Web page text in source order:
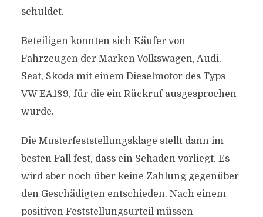
schuldet.
Beteiligen konnten sich Käufer von
Fahrzeugen der Marken Volkswagen, Audi,
Seat, Skoda mit einem Dieselmotor des Typs
VW EA189, für die ein Rückruf ausgesprochen
wurde.
Die Musterfeststellungsklage stellt dann im
besten Fall fest, dass ein Schaden vorliegt. Es
wird aber noch über keine Zahlung gegenüber
den Geschädigten entschieden. Nach einem
positiven Feststellungsurteil müssen